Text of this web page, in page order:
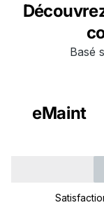
Basé
eMaint